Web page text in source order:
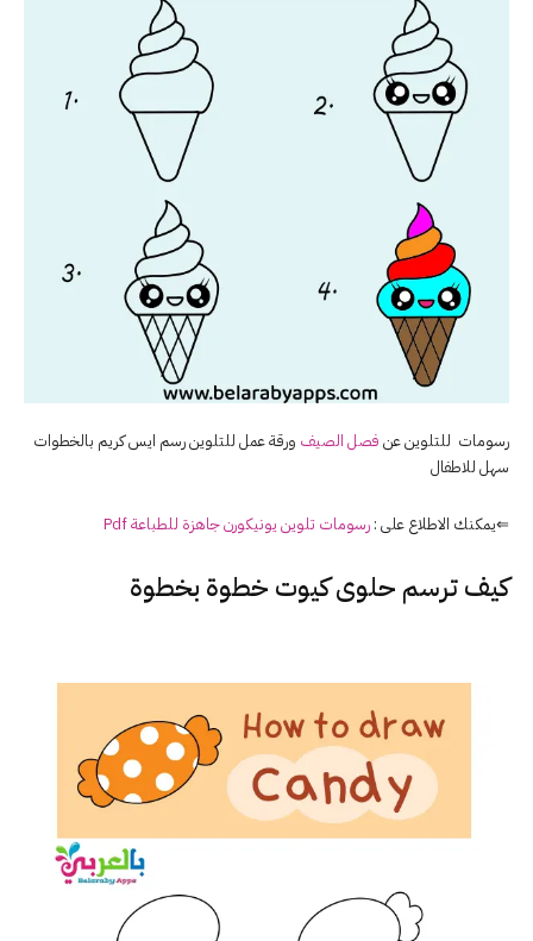
رسومات للتلوين عن فصل الصيف ورقة عمل للتلوين رسم ايس كريم بالخطوات
سهل للاطفال
⇐يمكنك الاطلاع على : رسومات تلوين يونيكورن جاهزة للطباعة Pdf
كيف ترسم حلوى كيوت خطوة بخطوة